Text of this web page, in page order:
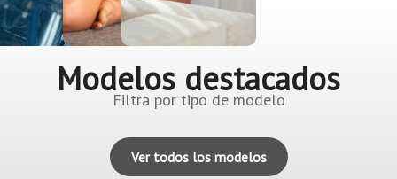
Modelos destacados
Filtra por tipo de modelo
Ver todos los modelos